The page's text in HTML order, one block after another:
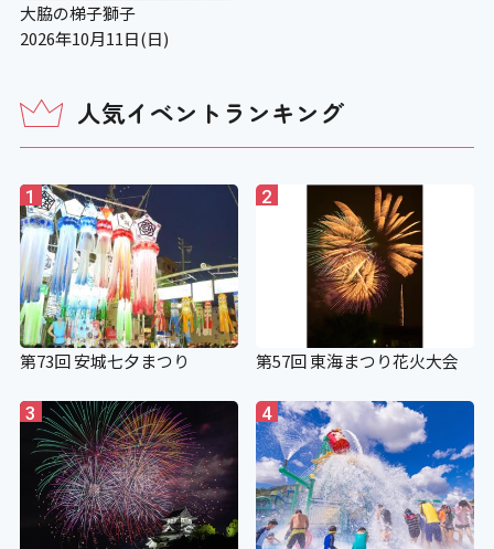
大脇の梯子獅子
2026年10月11日(日)
人気イベントランキング
1
第73回 安城七夕まつり
2
第57回 東海まつり花火大会
3 4